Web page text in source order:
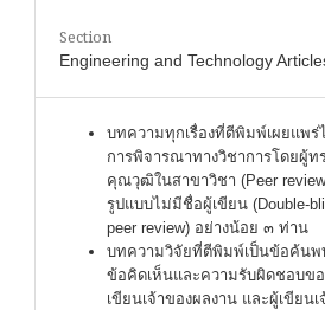
Section
Engineering and Technology
บทความทุกเรื่องที่ตีพิมพ์เผยแพร่
การพิจารณาทางวิชาการโดยผู้ท
คุณวุฒิในสาขาวิชา (Peer
รูปแบบไม่มีชื่อผู้เขียน (Double-
peer review) อย่างน้อย ๓ ท่าน
บทความวิจัยที่ตีพิมพ์เป็นข้อค้นพ
ข้อคิดเห็นและความรับผิดชอบขอ
เขียนเจ้าของผลงาน และผู้เขียนเ